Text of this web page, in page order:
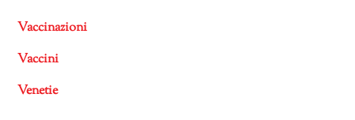
Vaccinazioni
Vaccini
Venetie